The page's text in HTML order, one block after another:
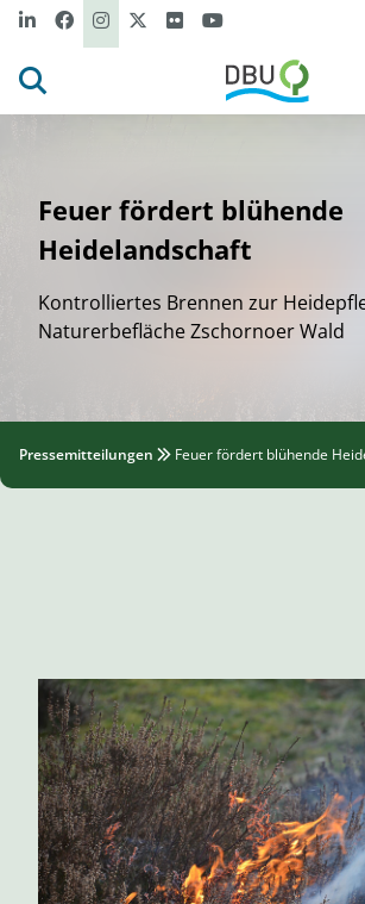
Feuer fördert blühende
Heidelandschaft
Kontrolliertes Brennen zur
Naturerbefläche Zschornoer Wald
Pressemitteilungen Feuer fördert blühende